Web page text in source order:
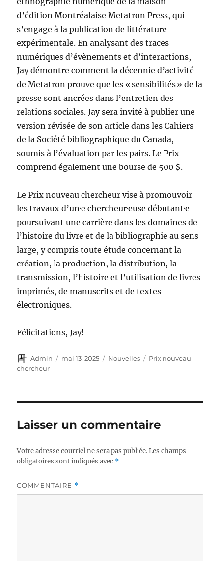
d’édition Montréalaise Metatron Press, qui
s’engage à la publication de littérature
expérimentale. En analysant des traces
numériques d’évènements et d’interactions,
Jay démontre comment la décennie d’activité
de Metatron prouve que les « sensibilités » de la
presse sont ancrées dans l’entretien des
relations sociales. Jay sera invité à publier une
version révisée de son article dans les Cahiers
de la Société bibliographique du Canada,
soumis à l’évaluation par les pairs. Le Prix
comprend également une bourse de 500 $.
Le Prix nouveau chercheur vise à promouvoir
les travaux d’un·e chercheur·euse débutant·e
poursuivant une carrière dans les domaines de
l’histoire du livre et de la bibliographie au sens
large, y compris toute étude concernant la
création, la production, la distribution, la
transmission, l’histoire et l’utilisation de livres
imprimés, de manuscrits et de textes
électroniques.
Félicitations, Jay!
Auteur
Admin
Publié
mai 13, 2025 Catégories
Nouvelles Étiquettes
Prix nouveau
chercheur
Laisser un commentaire
Votre adresse courriel ne sera pas publiée. Les champs
obligatoires sont indiqués avec *
COMMENTAIRE *